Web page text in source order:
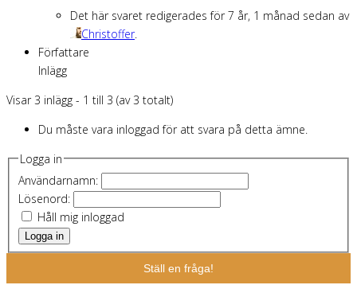
Det här svaret redigerades för 7 år, 1 månad sedan av
Christoffer.
Författare
Inlägg
Visar 3 inlägg - 1 till 3 (av 3 totalt)
Du måste vara inloggad för att svara på detta ämne.
Logga in
Användarnamn:
Lösenord:
Håll mig inloggad
Logga in
Ställ en fråga!